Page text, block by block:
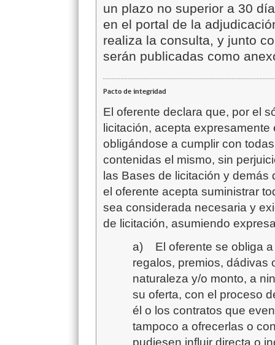
un plazo no superior a 30
en el portal de la
realiza la consulta, y junto
serán publicadas como
Pacto de integridad
El oferente declara que, por el
licitación, acepta
obligándose a cumplir con
contenidas el mismo, sin
las Bases de licitación y
el oferente acepta suministrar
sea considerada necesaria y
de licitación, asumiendo
a)
El oferente se obliga
regalos, premios, dádivas
naturaleza y/o monto, a
su oferta, con el proceso
él o los contratos que
tampoco a ofrecerlas o
pudiesen influir directa o